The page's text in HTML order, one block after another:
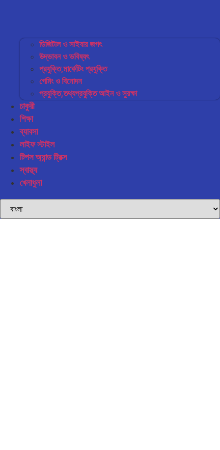
ডিজিটাল ও সাইবার জগৎ
উদ্ভাবন ও ভবিষ্যৎ
প্রযুক্তি,মার্কেটিং প্রযুক্তি
গেমিং ও বিনোদন
প্রযুক্তি,তথ্যপ্রযুক্তি আইন ও সুরক্ষা
চাকুরী
শিক্ষা
ব্যাবসা
লাইফ স্টাইল
টিপস অ্যান্ড ট্রিক্স
স্বাস্থ্য
খেলাধুলা